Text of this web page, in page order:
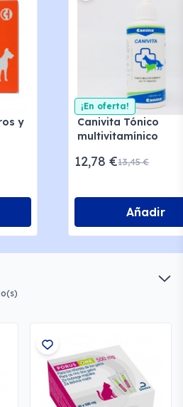
y
¡En oferta!
Canivita Tónico
multivitamínico
12,78 €13,45 €
Añadir